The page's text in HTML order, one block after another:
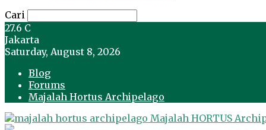
Cari
27.6 C
Jakarta
Saturday, August 8, 2026
Blog
Forums
Majalah Hortus Archipelago
Majalah HORTUS